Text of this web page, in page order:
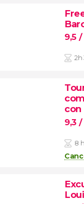
9,5 /
2h
con
9,3 /
8